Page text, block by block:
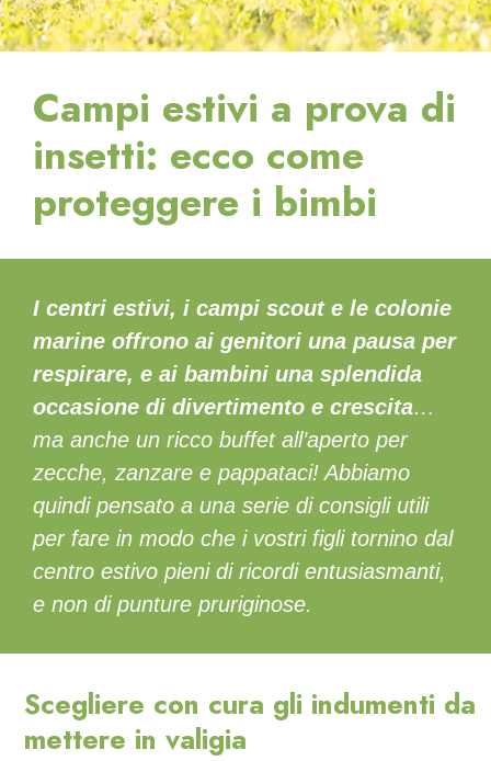
Campi estivi a prova di
insetti: ecco come
proteggere i bimbi
I centri estivi, i campi scout e le colonie
marine offrono ai genitori una pausa per
respirare, e ai bambini una splendida
occasione di divertimento e crescita…
ma anche un ricco buffet all’aperto per
zecche, zanzare e pappataci! Abbiamo
quindi pensato a una serie di consigli utili
per fare in modo che i vostri figli tornino dal
centro estivo pieni di ricordi entusiasmanti,
e non di punture pruriginose.
Scegliere con cura gli indumenti da
mettere in valigia